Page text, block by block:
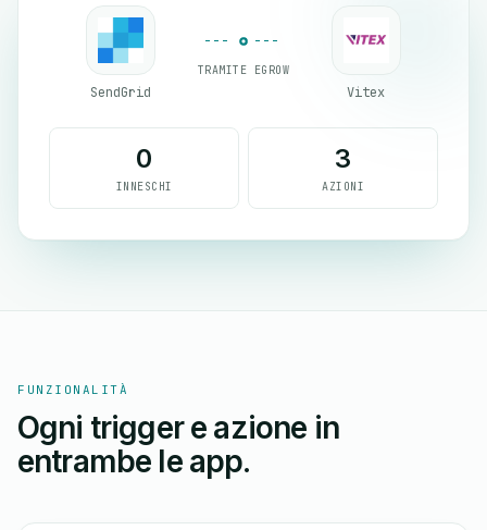
SendGrid
TRAMITE EGROW
Vitex
0
INNESCHI
3
AZIONI
FUNZIONALITÀ
Ogni trigger e azione in
entrambe le app.